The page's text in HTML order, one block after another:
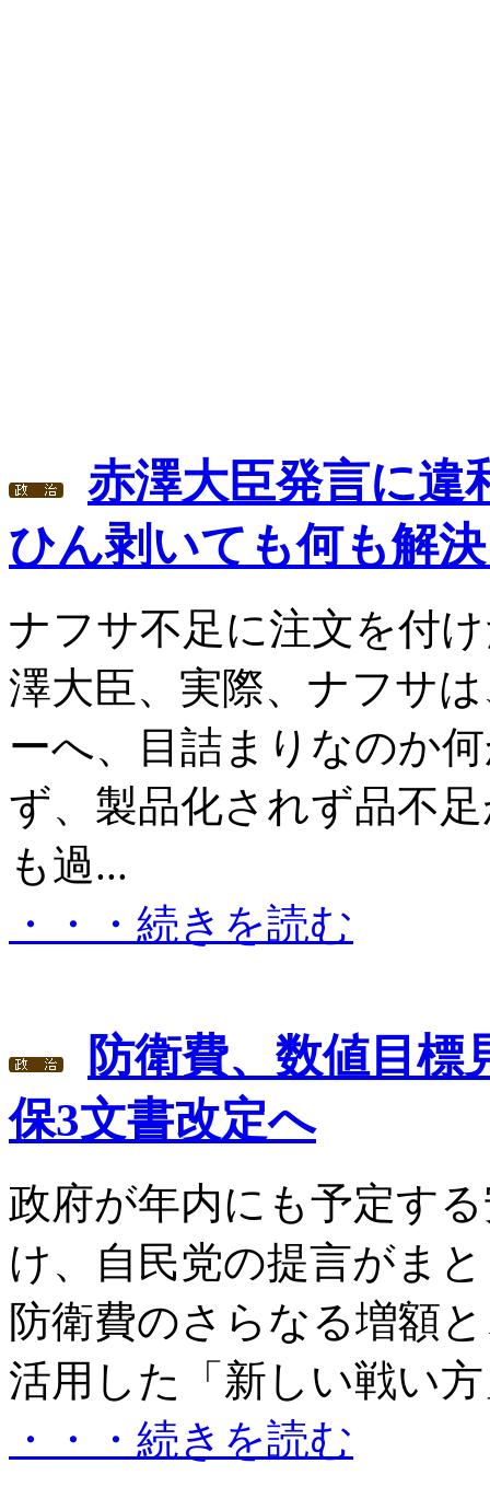
赤澤大臣発言に
ひん剥いても何も解
ナフサ不足に注文を付
澤大臣、実際、ナフサ
ーへ、目詰まりなのか
ず、製品化されず品不
も過...
・・・続きを読む
防衛費、数値目
保3文書改定へ
政府が年内にも予定す
け、自民党の提言がま
防衛費のさらなる増額
活用した「新しい戦い
・・・続きを読む